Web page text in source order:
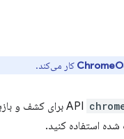
کار می‌کند.
برای کشف و
استفاده کنید.